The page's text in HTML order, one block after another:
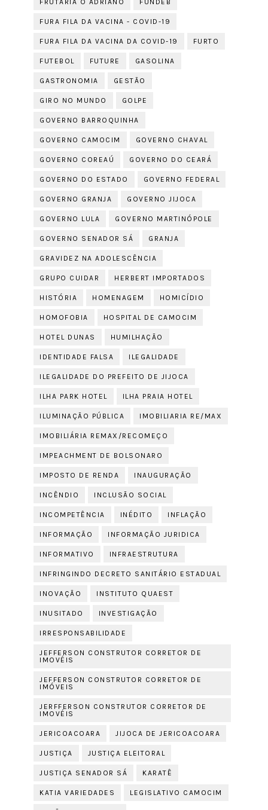
FRUTARIA O ADRIANO FUNDEB
FURA FILA DA VACINA - COVID-19
FURA FILA DA VACINA DA COVID-19 FURTO
FUTEBOL FUTURE GASOLINA
GASTRONOMIA GESTÃO
GIRO NO MUNDO GOLPE
GOVERNO BARROQUINHA
GOVERNO CAMOCIM GOVERNO CHAVAL
GOVERNO COREAÚ GOVERNO DO CEARÁ
GOVERNO DO ESTADO GOVERNO FEDERAL
GOVERNO GRANJA GOVERNO JIJOCA
GOVERNO LULA GOVERNO MARTINÓPOLE
GOVERNO SENADOR SÁ GRANJA
GRAVIDEZ NA ADOLESCÊNCIA
GRUPO CUIDAR HERBERT IMPORTADOS
HISTÓRIA HOMENAGEM HOMICÍDIO
HOMOFOBIA HOSPITAL DE CAMOCIM
HOTEL DUNAS HUMILHAÇÃO
IDENTIDADE FALSA ILEGALIDADE
ILEGALIDADE DO PREFEITO DE JIJOCA
ILHA PARK HOTEL ILHA PRAIA HOTEL
ILUMINAÇÃO PÚBLICA IMOBILIARIA RE/MAX
IMOBILIÁRIA REMAX/RECOMEÇO
IMPEACHMENT DE BOLSONARO
IMPOSTO DE RENDA INAUGURAÇÃO
INCÊNDIO INCLUSÃO SOCIAL
INCOMPETÊNCIA INÉDITO INFLAÇÃO
INFORMAÇÃO INFORMAÇÃO JURIDICA
INFORMATIVO INFRAESTRUTURA
INFRINGINDO DECRETO SANITÁRIO ESTADUAL
INOVAÇÃO INSTITUTO QUAEST
INUSITADO INVESTIGAÇÃO
IRRESPONSABILIDADE
JEFFERSON CONSTRUTOR CORRETOR DE
IMOVÉIS
JEFFERSON CONSTRUTOR CORRETOR DE
IMÓVEIS
JERFFERSON CONSTRUTOR CORRETOR DE
IMOVÉIS
JERICOACOARA JIJOCA DE JERICOACOARA
JUSTIÇA JUSTIÇA ELEITORAL
JUSTIÇA SENADOR SÁ KARATÊ
KATIA VARIEDADES LEGISLATIVO CAMOCIM